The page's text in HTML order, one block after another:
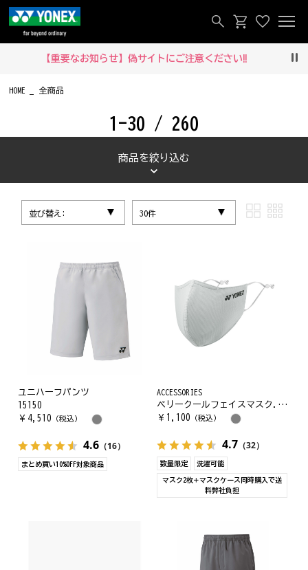
【重要なお知らせ】偽サイトにご注意ください‼
HOME 全商品
1-30 / 260
商品を絞り込む
並び替え: 30件
ユニハーフパンツ
15150
￥ 4,510 （税込）
4.6 （16）
まとめ買い10%OFF対象商品
ACCESSORIES
ベリークールフェイスマスク. AC486
￥ 1,100 （税込）
4.7（32）
数量限定 洗濯可能
マスク2枚＋マスクケース同時購入で送
料弊社負担